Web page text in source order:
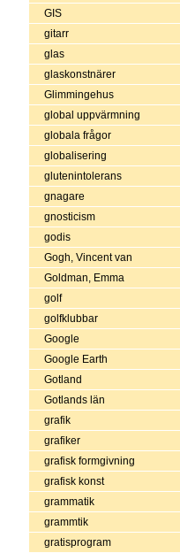
GIS
gitarr
glas
glaskonstnärer
Glimmingehus
global uppvärmning
globala frågor
globalisering
glutenintolerans
gnagare
gnosticism
godis
Gogh, Vincent van
Goldman, Emma
golf
golfklubbar
Google
Google Earth
Gotland
Gotlands län
grafik
grafiker
grafisk formgivning
grafisk konst
grammatik
grammtik
gratisprogram